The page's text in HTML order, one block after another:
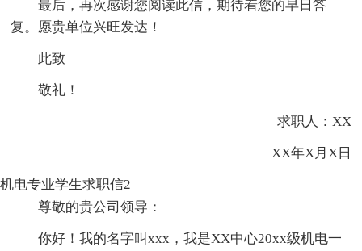
最后，再次感谢您阅读此信，期待着您的早日答
复。愿贵单位兴旺发达！
此致
敬礼！
求职人：XX
XX年X月X日
机电专业学生求职信2
尊敬的贵公司领导：
你好！我的名字叫xxx，我是XX中心20xx级机电一